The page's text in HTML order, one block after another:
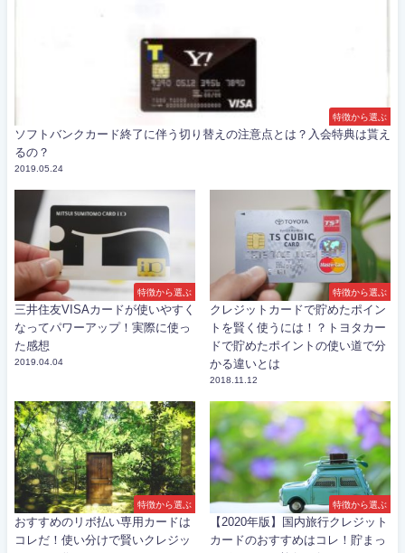
特徴から選ぶ
ソフトバンクカード終了に伴う切り替えの注意点とは？入会特典は貰え
るの？
2019.05.24
特徴から選ぶ
三井住友VISAカードが使いやすく
なってパワーアップ！実際に使っ
た感想
2019.04.04
特徴から選ぶ
クレジットカードで貯めたポイン
トを賢く使うには！？トヨタカー
ドで貯めたポイントの使い道で分
かる違いとは
2018.11.12
特徴から選ぶ
おすすめのリボ払い専用カードは
コレだ！使い分けで賢いクレジッ
特徴から選ぶ
【2020年版】国内旅行クレジット
カードのおすすめはコレ！貯まっ